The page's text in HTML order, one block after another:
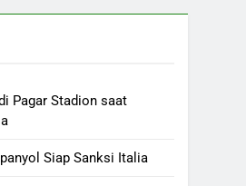
Pagar Stadion saat
Siap Sanksi Italia